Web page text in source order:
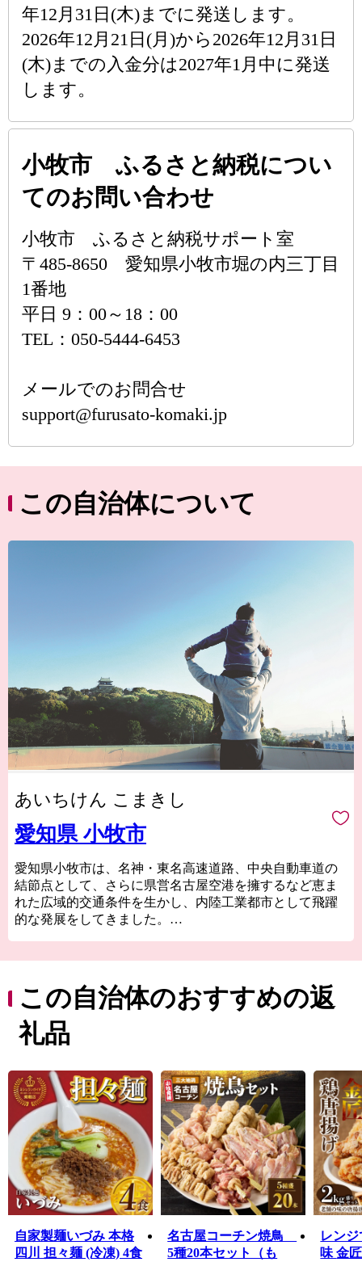
年12月31日(木)までに発送します。
2026年12月21日(月)から2026年12月31日
(木)までの入金分は2027年1月中に発送
します。
小牧市 ふるさと納税につい
てのお問い合わせ
小牧市 ふるさと納税サポート室
〒485-8650 愛知県小牧市堀の内三丁目
1番地
平日 9：00～18：00
TEL：050-5444-6453
メールでのお問合せ
support@furusato-komaki.jp
この自治体について
あいちけん こまきし
愛知県 小牧市
愛知県小牧市は、名神・東名高速道路、中央自動車道の
結節点として、さらに県営名古屋空港を擁するなど恵ま
れた広域的交通条件を生かし、内陸工業都市として飛躍
的な発展をしてきました。
また、日本三大地鶏の一つ、名古屋コーチンは小牧市
が発祥の地です。元尾張藩士により何年もの歳月をかけ
作り出されました。名古屋コーチンの肉質は弾力に富
み、よくしまって歯ごたえがあり、「こく」のある旨み
小牧市の魅力あふれるお礼の品をご堪能ください。
この自治体のおすすめの返
礼品
自家製麺いづみ 本格
四川 担々麺 (冷凍) 4食
名古屋コーチン焼鳥
5種20本セット（も
レン
味 金匠・鶏唐揚げ